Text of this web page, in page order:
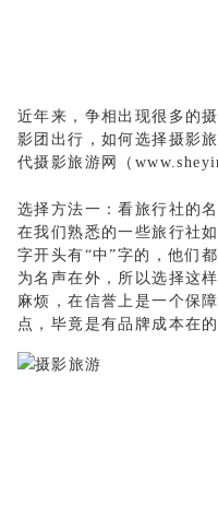
近年来，争相出现很多的
影团出行，如何选择摄影
代摄影旅游网（
选择方法一：看旅行社的
在我们熟悉的一些旅行社
字开头有“中”字的，他们
为名声在外，所以选择这
麻烦，在信誉上是一个保
点，毕竟是有品牌成本在的